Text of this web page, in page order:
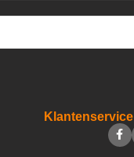
Klantenservice